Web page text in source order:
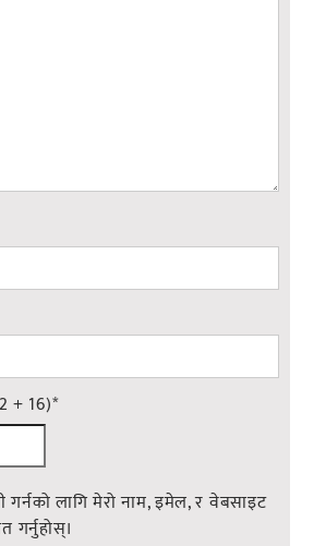
+ 16)*
गर्नको लागि मेरो नाम, इमेल, र वेबसाइट
गर्नुहोस्।